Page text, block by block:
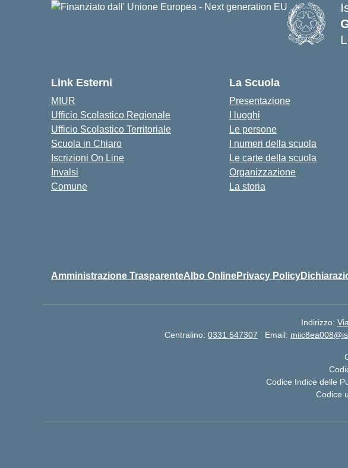
Link Esterni
MIUR
Ufficio Scolastico Regionale
Ufficio Scolastico Territoriale
Scuola in Chiaro
Iscrizioni On Line
Invalsi
Comune
La Scuola
Presentazione
I luoghi
Le persone
I numeri della scuola
Le carte della scuola
Organizzazione
La storia
Amministrazione TrasparenteAlbo OnlinePrivacy Policy
Indirizzo:
Centralino: 0331 547307 Email:
Codice Indice delle
Codice